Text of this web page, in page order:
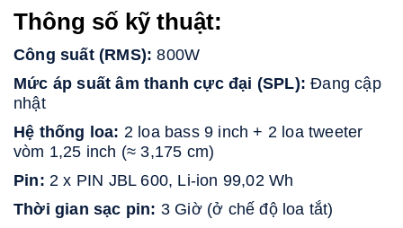
Thông số kỹ thuật:
Công suất (RMS): 800W
Mức áp suất âm thanh cực đại (SPL): Đang cập
nhật
Hệ thống loa: 2 loa bass 9 inch + 2 loa tweeter
vòm 1,25 inch (≈ 3,175 cm)
Pin: 2 x PIN JBL 600, Li-ion 99,02 Wh
Thời gian sạc pin: 3 Giờ (ở chế độ loa tắt)